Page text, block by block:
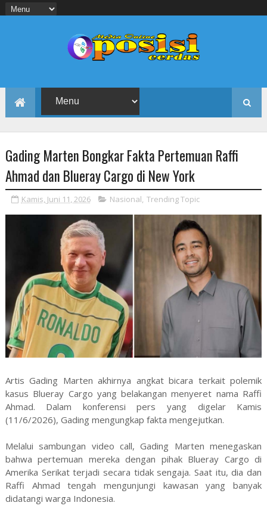
Gading Marten Bongkar Fakta Pertemuan Raffi
Ahmad dan Blueray Cargo di New York
Kamis, Juni 11, 2026 Nasional, Trending Topic
Artis Gading Marten akhirnya angkat bicara terkait polemik
kasus Blueray Cargo yang belakangan menyeret nama Raffi
Ahmad. Dalam konferensi pers yang digelar Kamis
(11/6/2026), Gading mengungkap fakta mengejutkan.
Melalui sambungan video call, Gading Marten menegaskan
bahwa pertemuan mereka dengan pihak Blueray Cargo di
Amerika Serikat terjadi secara tidak sengaja. Saat itu, dia dan
Raffi Ahmad tengah mengunjungi kawasan yang banyak
didatangi warga Indonesia.